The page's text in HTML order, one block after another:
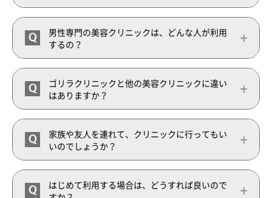
Q
男性専門の美容クリニックは、どんな人が利用
するの？
Q
ゴリラクリニックと他の美容クリニックに違い
はありますか？
Q
家族や友人を連れて、クリニックに行ってもい
いのでしょうか？
Q
はじめて利用する場合は、どうすれば良いので